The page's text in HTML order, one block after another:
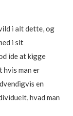
i alt dette, og
i sit
ide at kigge
man er
en
hvad man